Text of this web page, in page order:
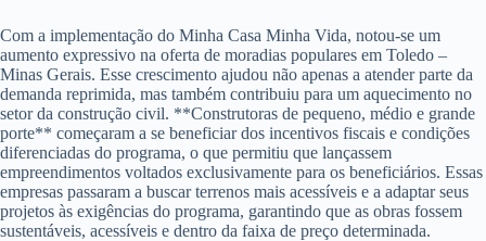
Com a implementação do Minha Casa Minha Vida, notou-se um
aumento expressivo na oferta de moradias populares em Toledo –
Minas Gerais. Esse crescimento ajudou não apenas a atender parte da
demanda reprimida, mas também contribuiu para um aquecimento no
setor da construção civil. **Construtoras de pequeno, médio e grande
porte** começaram a se beneficiar dos incentivos fiscais e condições
diferenciadas do programa, o que permitiu que lançassem
empreendimentos voltados exclusivamente para os beneficiários. Essas
empresas passaram a buscar terrenos mais acessíveis e a adaptar seus
projetos às exigências do programa, garantindo que as obras fossem
sustentáveis, acessíveis e dentro da faixa de preço determinada.